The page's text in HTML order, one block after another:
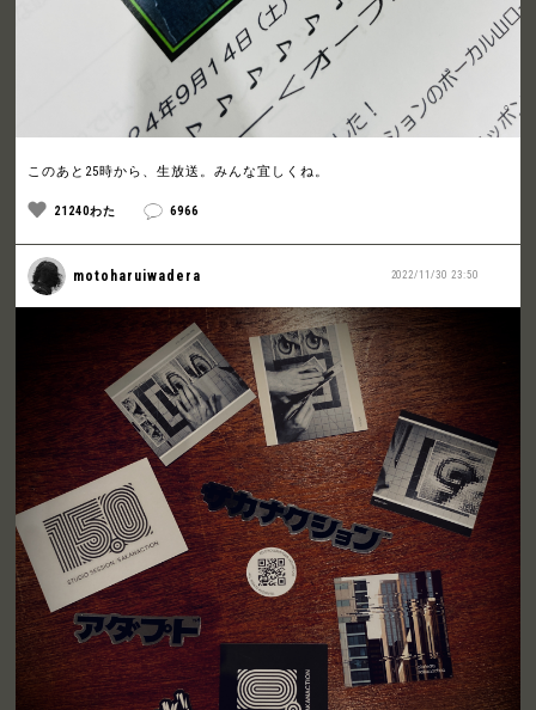
このあと25時から、生放送。みんな宜しくね。
21240わた 6966
2022/11/30 23:50
motoharuiwadera